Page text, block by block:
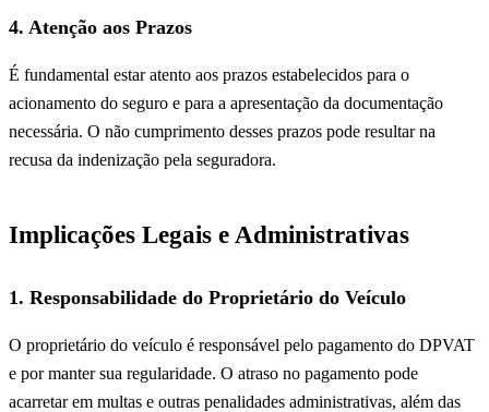
4. Atenção aos Prazos
É fundamental estar atento aos prazos estabelecidos para o
acionamento do seguro e para a apresentação da documentação
necessária. O não cumprimento desses prazos pode resultar na
recusa da indenização pela seguradora.
Implicações Legais e Administrativas
1. Responsabilidade do Proprietário do Veículo
O proprietário do veículo é responsável pelo pagamento do DPVAT
e por manter sua regularidade. O atraso no pagamento pode
acarretar em multas e outras penalidades administrativas, além das